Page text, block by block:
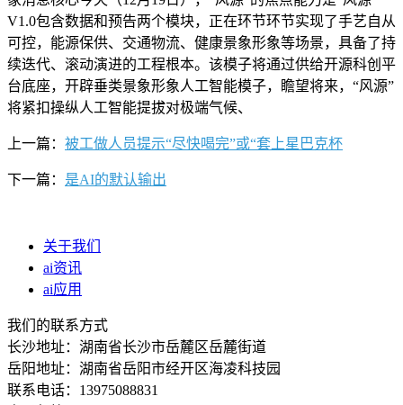
V1.0包含数据和预告两个模块，正在环节环节实现了手艺自从
可控，能源保供、交通物流、健康景象形象等场景，具备了持
续迭代、滚动演进的工程根本。该模子将通过供给开源科创平
台底座，开辟垂类景象形象人工智能模子，瞻望将来，“风源”
将紧扣操纵人工智能提拔对极端气候、
上一篇： 被工做人员提示“尽快喝完”或“套上星巴克杯
下一篇： 是AI的默认输出
关于我们
ai资讯
ai应用
我们的联系方式
长沙地址：湖南省长沙市岳麓区岳麓街道
岳阳地址：湖南省岳阳市经开区海凌科技园
联系电话：13975088831